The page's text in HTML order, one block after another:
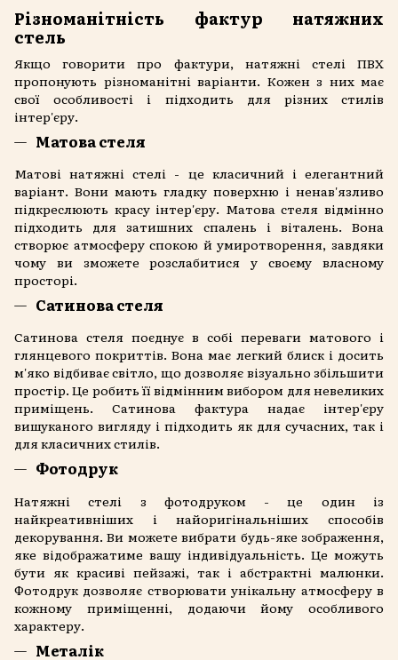
Різноманітність фактур натяжних
стель
Якщо говорити про фактури, натяжні стелі ПВХ
пропонують різноманітні варіанти. Кожен з них має
свої особливості і підходить для різних стилів
інтер'єру.
Матова стеля
Матові натяжні стелі - це класичний і елегантний
варіант. Вони мають гладку поверхню і ненав'язливо
підкреслюють красу інтер'єру. Матова стеля відмінно
підходить для затишних спалень і віталень. Вона
створює атмосферу спокою й умиротворення, завдяки
чому ви зможете розслабитися у своєму власному
просторі.
Сатинова стеля
Сатинова стеля поєднує в собі переваги матового і
глянцевого покриттів. Вона має легкий блиск і досить
м'яко відбиває світло, що дозволяє візуально збільшити
простір. Це робить її відмінним вибором для невеликих
приміщень. Сатинова фактура надає інтер'єру
вишуканого вигляду і підходить як для сучасних, так і
для класичних стилів.
Фотодрук
Натяжні стелі з фотодруком - це один із
найкреативніших і найоригінальніших способів
декорування. Ви можете вибрати будь-яке зображення,
яке відображатиме вашу індивідуальність. Це можуть
бути як красиві пейзажі, так і абстрактні малюнки.
Фотодрук дозволяє створювати унікальну атмосферу в
кожному приміщенні, додаючи йому особливого
характеру.
Металік